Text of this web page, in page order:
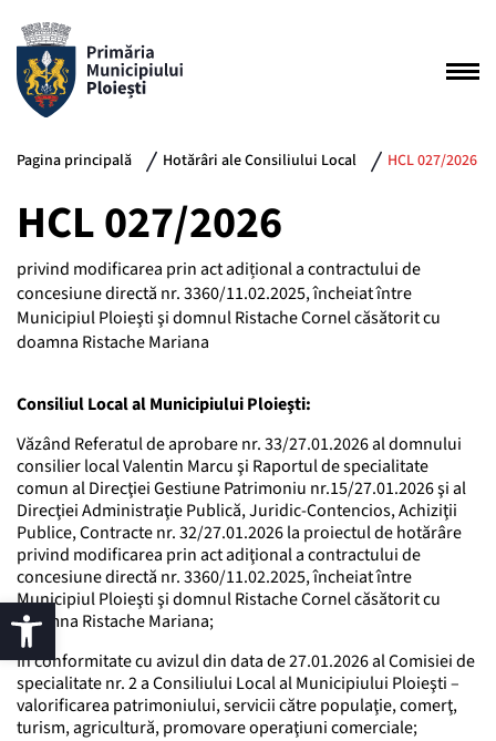
Pagina principală Hotărâri ale Consiliului Local HCL 027/2026
HCL 027/2026
privind modificarea prin act adițional a contractului de
concesiune directă nr. 3360/11.02.2025, încheiat între
Municipiul Ploieşti şi domnul Ristache Cornel căsătorit cu
doamna Ristache Mariana
Consiliul Local al Municipiului Ploieşti:
Văzând Referatul de aprobare nr. 33/27.01.2026 al domnului
consilier local Valentin Marcu şi Raportul de specialitate
comun al Direcţiei Gestiune Patrimoniu nr.15/27.01.2026 şi al
Direcţiei Administraţie Publică, Juridic-Contencios, Achiziţii
Publice, Contracte nr. 32/27.01.2026 la proiectul de hotărâre
privind modificarea prin act adiţional a contractului de
concesiune directă nr. 3360/11.02.2025, încheiat între
Municipiul Ploieşti şi domnul Ristache Cornel căsătorit cu
doamna Ristache Mariana;
În conformitate cu avizul din data de 27.01.2026 al Comisiei de
specialitate nr. 2 a Consiliului Local al Municipiului Ploieşti –
valorificarea patrimoniului, servicii către populaţie, comerţ,
turism, agricultură, promovare operaţiuni comerciale;